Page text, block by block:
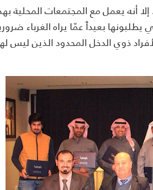
أنه يعمل مع المجتمعات
بعيداً عمّا يراه الغرباء
ذوي الدخل المحدود الذين ليس